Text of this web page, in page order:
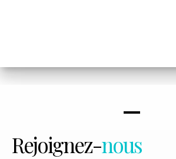
Rejoignez-nous